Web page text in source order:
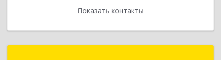
Показать контакты
Назад